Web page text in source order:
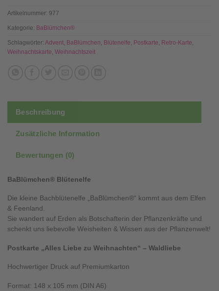
Artikelnummer: 977
Kategorie: BaBlümchen®
Schlagwörter: Advent, BaBlümchen, Blütenelfe, Postkarte, Retro-Karte,
Weihnachtskarte, Weihnachtszeit
Beschreibung
Zusätzliche Information
Bewertungen (0)
BaBlümchen® Blütenelfe
Die kleine Bachblütenelfe „BaBlümchen®“ kommt aus dem Elfen
& Feenland.
Sie wandert auf Erden als Botschafterin der Pflanzenkräfte und
schenkt uns liebevolle Weisheiten & Wissen aus der Pflanzenwelt!
Postkarte „Alles Liebe zu Weihnachten“ – Waldliebe
Hochwertiger Druck auf Premiumkarton
Format: 148 x 105 mm (DIN A6)